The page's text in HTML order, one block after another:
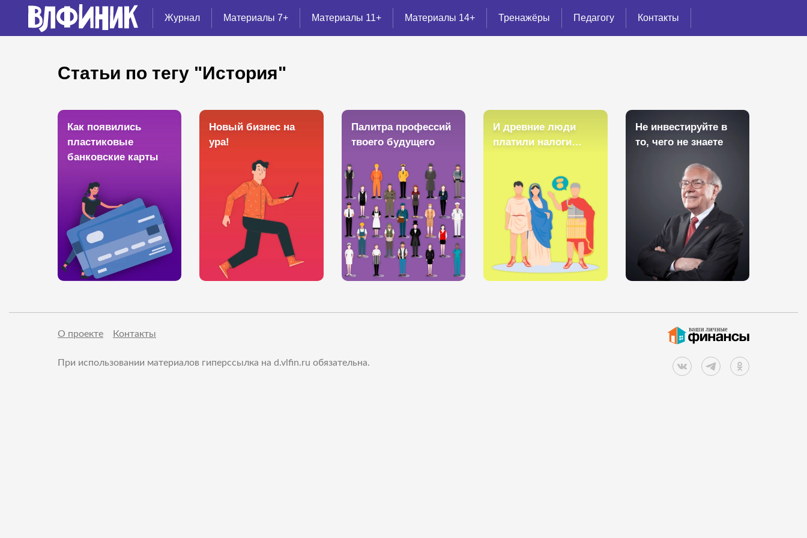
Журнал Материалы 7+ Материалы 11+ Материалы 14+ Тренажёры Педагогу Контакты
Статьи по тегу "История"
Как появились
пластиковые
банковские карты
Новый бизнес на
ура!
Палитра профессий
твоего будущего
И древние люди
платили налоги…
Не инвестируйте в
то, чего не знаете
О проекте Контакты
При использовании материалов гиперссылка на d.vlfin.ru обязательна.